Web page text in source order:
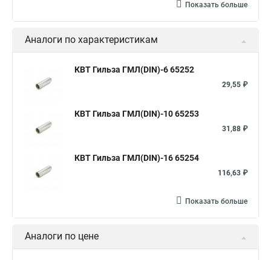
Показать больше
Аналоги по характеристикам
КВТ Гильза ГМЛ(DIN)-6 65252
29,55 ₽
КВТ Гильза ГМЛ(DIN)-10 65253
31,88 ₽
КВТ Гильза ГМЛ(DIN)-16 65254
116,63 ₽
Показать больше
Аналоги по цене